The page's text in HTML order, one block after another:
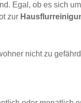
Egal, ob es sich
zur
nicht zu